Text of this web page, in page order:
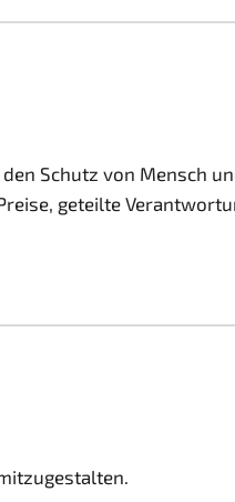
Schutz von Mensch
geteilte